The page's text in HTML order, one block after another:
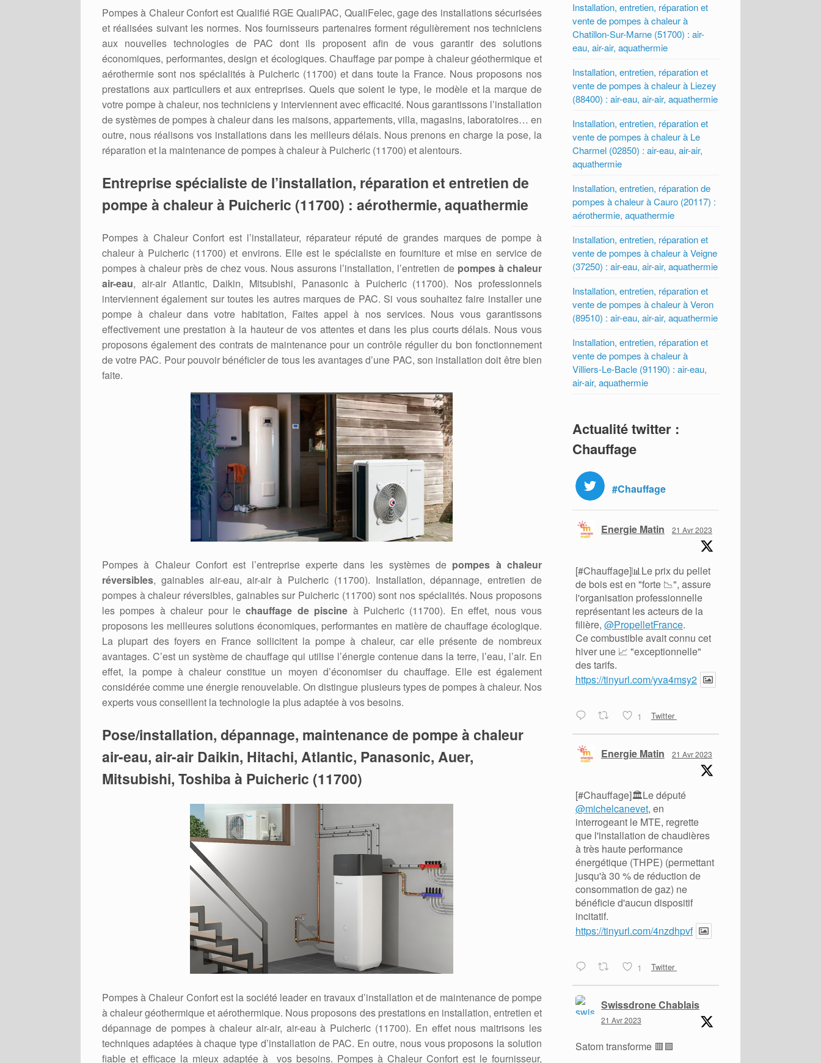
Pompes à Chaleur Confort est Qualifié RGE QualiPAC, QualiFelec, gage des installations sécurisées
et réalisées suivant les normes. Nos fournisseurs partenaires forment régulièrement nos techniciens
aux nouvelles technologies de PAC dont ils proposent afin de vous garantir des solutions
économiques, performantes, design et écologiques. Chauffage par pompe à chaleur géothermique et
aérothermie sont nos spécialités à Puicheric (11700) et dans toute la France. Nous proposons nos
prestations aux particuliers et aux entreprises. Quels que soient le type, le modèle et la marque de
votre pompe à chaleur, nos techniciens y interviennent avec efficacité. Nous garantissons l’installation
de systèmes de pompes à chaleur dans les maisons, appartements, villa, magasins, laboratoires… en
outre, nous réalisons vos installations dans les meilleurs délais. Nous prenons en charge la pose, la
réparation et la maintenance de pompes à chaleur à Puicheric (11700) et alentours.
Entreprise spécialiste de l’installation, réparation et entretien de
pompe à chaleur à Puicheric (11700) : aérothermie, aquathermie
Pompes à Chaleur Confort est l’installateur, réparateur réputé de grandes marques de pompe à
chaleur à Puicheric (11700) et environs. Elle est le spécialiste en fourniture et mise en service de
pompes à chaleur près de chez vous. Nous assurons l’installation, l’entretien de pompes à chaleur
air-eau, air-air Atlantic, Daikin, Mitsubishi, Panasonic à Puicheric (11700). Nos professionnels
interviennent également sur toutes les autres marques de PAC. Si vous souhaitez faire installer une
pompe à chaleur dans votre habitation, Faites appel à nos services. Nous vous garantissons
effectivement une prestation à la hauteur de vos attentes et dans les plus courts délais. Nous vous
proposons également des contrats de maintenance pour un contrôle régulier du bon fonctionnement
de votre PAC. Pour pouvoir bénéficier de tous les avantages d’une PAC, son installation doit être bien
faite.
Pompes à Chaleur Confort est l’entreprise experte dans les systèmes de pompes à chaleur
réversibles, gainables air-eau, air-air à Puicheric (11700). Installation, dépannage, entretien de
pompes à chaleur réversibles, gainables sur Puicheric (11700) sont nos spécialités. Nous proposons
les pompes à chaleur pour lechauffage de piscine à Puicheric (11700). En effet, nous vous
proposons les meilleures solutions économiques, performantes en matière de chauffage écologique.
La plupart des foyers en France sollicitent la pompe à chaleur, car elle présente de nombreux
avantages. C’est un système de chauffage qui utilise l’énergie contenue dans la terre, l’eau, l’air. En
effet, la pompe à chaleur constitue un moyen d’économiser du chauffage. Elle est également
considérée comme une énergie renouvelable. On distingue plusieurs types de pompes à chaleur. Nos
experts vous conseillent la technologie la plus adaptée à vos besoins.
Pose/installation, dépannage, maintenance de pompe à chaleur
air-eau, air-air Daikin, Hitachi, Atlantic, Panasonic, Auer,
Mitsubishi, Toshiba à Puicheric (11700)
Pompes à Chaleur Confort est la société leader en travaux d’installation et de maintenance de pompe
à chaleur géothermique et aérothermique. Nous proposons des prestations en installation, entretien et
dépannage de pompes à chaleur air-air, air-eau à Puicheric (11700). En effet nous maitrisons les
techniques adaptées à chaque type d’installation de PAC. En outre, nous vous proposons la solution
fiable et efficace la mieux adaptée à vos besoins. Pompes à Chaleur Confort est le fournisseur,
Installation, entretien, réparation et
vente de pompes à chaleur à
Chatillon-Sur-Marne (51700) : air-
eau, air-air, aquathermie
Installation, entretien, réparation et
vente de pompes à chaleur à Liezey
(88400) : air-eau, air-air, aquathermie
Installation, entretien, réparation et
vente de pompes à chaleur à Le
Charmel (02850) : air-eau, air-air,
aquathermie
Installation, entretien, réparation de
pompes à chaleur à Cauro (20117) :
aérothermie, aquathermie
Installation, entretien, réparation et
vente de pompes à chaleur à Veigne
(37250) : air-eau, air-air, aquathermie
Installation, entretien, réparation et
vente de pompes à chaleur à Veron
(89510) : air-eau, air-air, aquathermie
Installation, entretien, réparation et
vente de pompes à chaleur à
Villiers-Le-Bacle (91190) : air-eau,
air-air, aquathermie
Actualité twitter :
Chauffage
#Chauffage
Energie Matin 21 Avr 2023
[#Chauffage]📊Le prix du pellet
de bois est en "forte 📉", assure
l'organisation professionnelle
représentant les acteurs de la
filière,@PropelletFrance.
Ce combustible avait connu cet
hiver une 📈 "exceptionnelle"
des tarifs.
https://tinyurl.com/yva4msy2
1 Twitter
Energie Matin 21 Avr 2023
[#Chauffage]🏛️Le député
@michelcanevet, en
interrogeant le MTE, regrette
que l'installation de chaudières
à très haute performance
énergétique (THPE) (permettant
jusqu'à 30 % de réduction de
consommation de gaz) ne
bénéficie d'aucun dispositif
incitatif.
https://tinyurl.com/4nzdhpvf
1 Twitter
Swissdrone Chablais
21 Avr 2023
Satom transforme 🟥🟩